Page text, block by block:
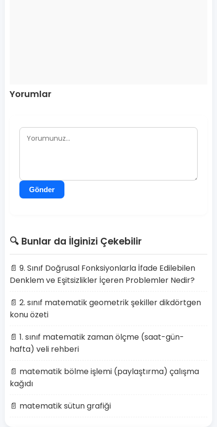
Yorumlar
Gönder
🔍 Bunlar da İlginizi Çekebilir
📄 9. Sınıf Doğrusal Fonksiyonlarla İfade Edilebilen
Denklem ve Eşitsizlikler İçeren Problemler Nedir?
📄 2. sınıf matematik geometrik şekiller dikdörtgen
konu özeti
📄 1. sınıf matematik zaman ölçme (saat-gün-
hafta) veli rehberi
📄 matematik bölme işlemi (paylaştırma) çalışma
kağıdı
📄 matematik sütun grafiği